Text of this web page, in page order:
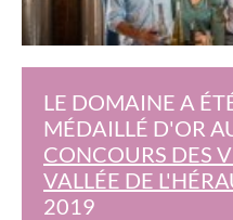
LE DOMAINE A
MÉDAILLÉ D'OR
CONCOURS DES
VALLÉE DE
2019